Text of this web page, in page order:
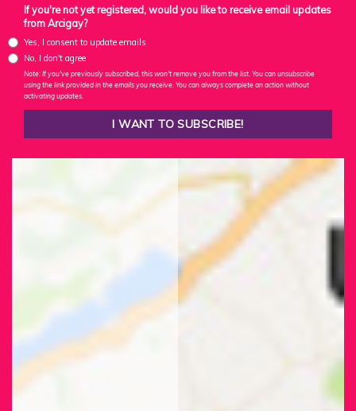
If you're not yet registered, would you like to receive email updates
from Arcigay?
Yes, I consent to update emails
No, I don't agree
Note: If you've previously subscribed, this won't remove you from the list. You can unsubscribe
using the link provided in the emails you receive. You can always complete an action without
activating updates.